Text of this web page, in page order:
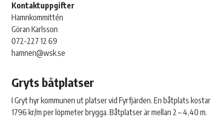
Kontaktuppgifter
Hamnkommittén
Göran Karlsson
072-227 12 69
hamnen@wsk.se
Gryts båtplatser
I Gryt hyr kommunen ut platser vid Fyrfjärden. En båtplats kostar
1796 kr/m per löpmeter brygga. Båtplatser är mellan 2 – 4,40 m.